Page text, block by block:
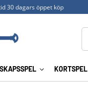
30 dagars öppet köp
KORTSPEL